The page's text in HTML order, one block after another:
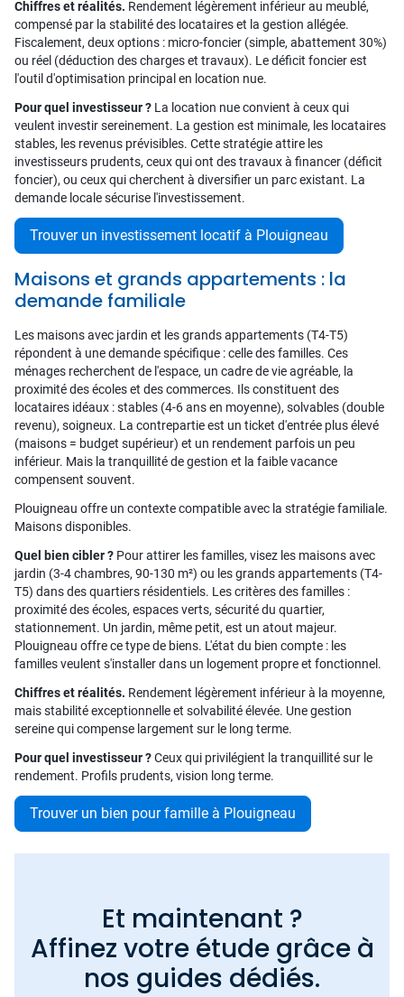
Chiffres et réalités. Rendement légèrement inférieur au meublé,
compensé par la stabilité des locataires et la gestion allégée.
Fiscalement, deux options : micro-foncier (simple, abattement 30%)
ou réel (déduction des charges et travaux). Le déficit foncier est
l'outil d'optimisation principal en location nue.
Pour quel investisseur ? La location nue convient à ceux qui
veulent investir sereinement. La gestion est minimale, les locataires
stables, les revenus prévisibles. Cette stratégie attire les
investisseurs prudents, ceux qui ont des travaux à financer (déficit
foncier), ou ceux qui cherchent à diversifier un parc existant. La
demande locale sécurise l'investissement.
Trouver un investissement locatif à Plouigneau
Maisons et grands appartements : la
demande familiale
Les maisons avec jardin et les grands appartements (T4-T5)
répondent à une demande spécifique : celle des familles. Ces
ménages recherchent de l'espace, un cadre de vie agréable, la
proximité des écoles et des commerces. Ils constituent des
locataires idéaux : stables (4-6 ans en moyenne), solvables (double
revenu), soigneux. La contrepartie est un ticket d'entrée plus élevé
(maisons = budget supérieur) et un rendement parfois un peu
inférieur. Mais la tranquillité de gestion et la faible vacance
compensent souvent.
Plouigneau offre un contexte compatible avec la stratégie familiale.
Maisons disponibles.
Quel bien cibler ? Pour attirer les familles, visez les maisons avec
jardin (3-4 chambres, 90-130 m²) ou les grands appartements (T4-
T5) dans des quartiers résidentiels. Les critères des familles :
proximité des écoles, espaces verts, sécurité du quartier,
stationnement. Un jardin, même petit, est un atout majeur.
Plouigneau offre ce type de biens. L'état du bien compte : les
familles veulent s'installer dans un logement propre et fonctionnel.
Chiffres et réalités. Rendement légèrement inférieur à la moyenne,
mais stabilité exceptionnelle et solvabilité élevée. Une gestion
sereine qui compense largement sur le long terme.
Pour quel investisseur ?Ceux qui privilégient la tranquillité sur le
rendement. Profils prudents, vision long terme.
Trouver un bien pour famille à Plouigneau
Et maintenant ?
Affinez votre étude grâce à
nos guides dédiés.